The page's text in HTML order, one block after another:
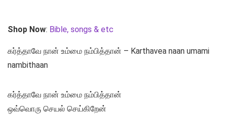
Shop Now: Bible, songs & etc
கர்த்தாவே நான் உம்மை நம்பித்தான் – Karthavea naan umami
nambithaan
கர்த்தாவே நான் உம்மை நம்பித்தான்
ஒவ்வொரு செயல் செய்கிறேன்